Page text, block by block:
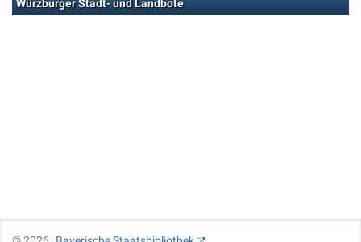
Würzburger Stadt- und Landbote